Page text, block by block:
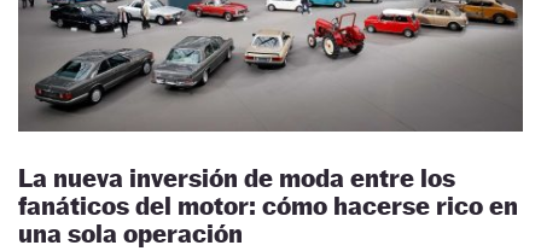
La nueva inversión de moda entre los
fanáticos del motor: cómo hacerse rico en
una sola operación